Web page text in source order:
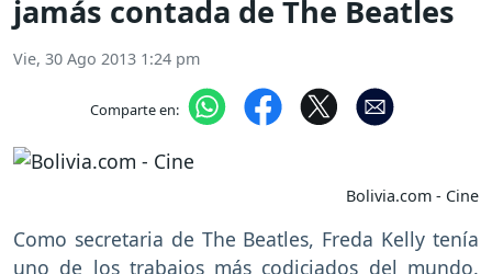
jamás contada de The Beatles
Vie, 30 Ago 2013 1:24 pm
Comparte en:
Bolivia.com - Cine
Como secretaria de The Beatles, Freda Kelly tenía
uno de los trabajos más codiciados del mundo.